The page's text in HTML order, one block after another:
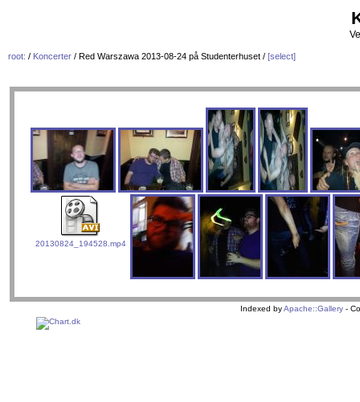
root: / Koncerter / Red Warszawa 2013-08-24 på Studenterhuset / [select]
20130824_194528.mp4
Indexed byApache::Gallery -